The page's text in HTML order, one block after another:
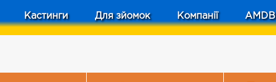
Кастинги Для зйомок Компанії AMDB